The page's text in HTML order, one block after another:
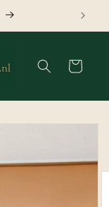
Winkelwagen